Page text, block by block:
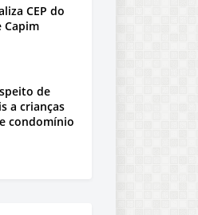
CEP do
Capim
de
a crianças
condomínio